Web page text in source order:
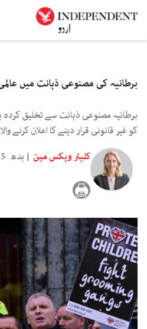
برطانیہ کی مصنوعی ذہانت میں
برطانیہ مصنوعی ذہانت سے تخلیق
کو غیر قانونی قرار دینے کا اعلان کرنے
کلیئر ویکس مین
بدھ 5 فروری 2025 7:00